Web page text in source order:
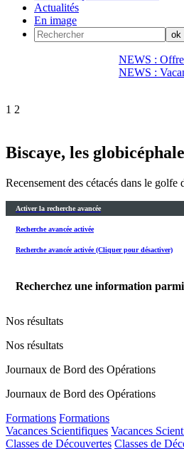
Actualités
En image
NEWS :
NEWS :
1 2
Biscaye, les
Recensement des cétacés dans le
Activer la recherche avancée
Recherche avancée activée
Recherche avancée activée (Cliquer pour désactiver)
Recherchez une information parmi
Nos résultats
Nos résultats
Journaux de Bord des Opérations
Journaux de Bord des Opérations
Formations Formations
Vacances Scientifiques Vacances
Classes de Découvertes Classes de